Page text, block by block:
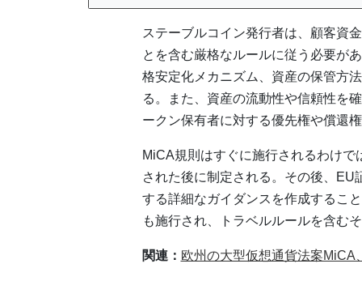
ステーブルコイン発行者は、顧客資
とを含む厳格なルールに従う必要が
格安定化メカニズム、資産の保管方
る。また、資産の流動性や信頼性を
ークン保有者に対する優先権や償還
MiCA規則はすぐに施行されるわけ
された後に制定される。その後、
する詳細なガイダンスを作成するこ
も施行され、トラベルルールを含む
関連： 欧州の大型仮想通貨法案MiCA